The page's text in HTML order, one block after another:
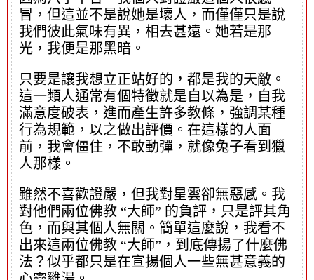
冒，但這並不是說她是壞人，而僅僅只是說
我們彼此氣味有異，相去甚遠。她若是那
光，我便是那黑暗。
只要是讓我想立正站好的，都是我的天敵。
這一類人通常有個特徵就是自以為是，自我
滿意度破表，進而產生許多教條，強調某種
行為規範，以之做出評價。在這樣的人面
前，我會僵住，不敢動彈，就像兔子看到獵
人那樣。
雖然不喜歡證嚴，但我對星雲卻無惡感。我
對他們兩位佛教 “大師” 的負評，只是評其角
色，而與其個人無關。簡單這麼說，我看不
出來這兩位佛教 “大師”，到底傳揚了什麼佛
法？似乎都只是在宣揚個人一些無甚意義的